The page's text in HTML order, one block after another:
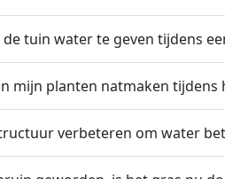
tuin water te geven tijdens
mijn planten natmaken tijdens
verbeteren om water